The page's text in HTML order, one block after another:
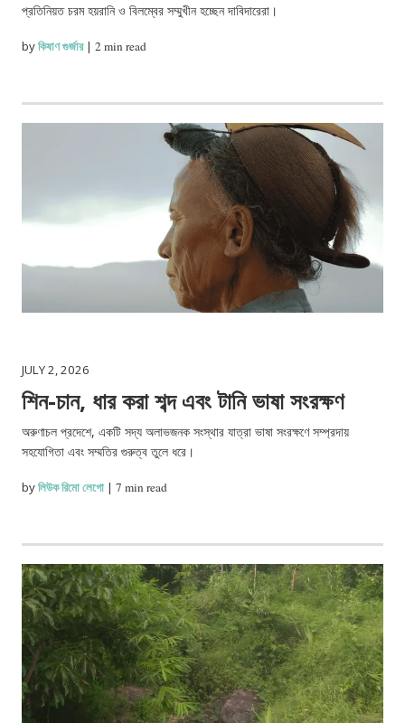
প্রতিনিয়ত চরম হয়রানি ও বিলম্বের সম্মুখীন হচ্ছেন দাবিদারেরা।
byকিষাণ গুর্জার |2 min read
JULY 2, 2026
শিন-চান, ধার করা শব্দ এবং টানি ভাষা সংরক্ষণ
অরুণাচল প্রদেশে, একটি সদ্য অলাভজনক সংস্থার যাত্রা ভাষা সংরক্ষণে সম্প্রদায়
সহযোগিতা এবং সম্মতির গুরুত্ব তুলে ধরে।
byলিউক রিমো লেগো |7 min read